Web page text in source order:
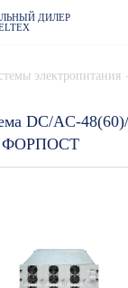
ДИЛЕР
электропитания -
DC/AC-
ФОРПОСТ